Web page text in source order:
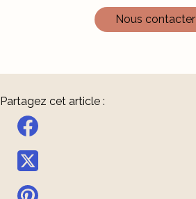
Nous contacter
Partagez cet article :